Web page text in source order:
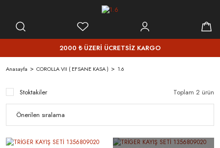
2000 ₺ ÜZERİ ÜCRETSİZ KARGO
Anasayfa COROLLA VII ( EFSANE KASA ) 1.6
Stoktakiler Toplam 2 ürün